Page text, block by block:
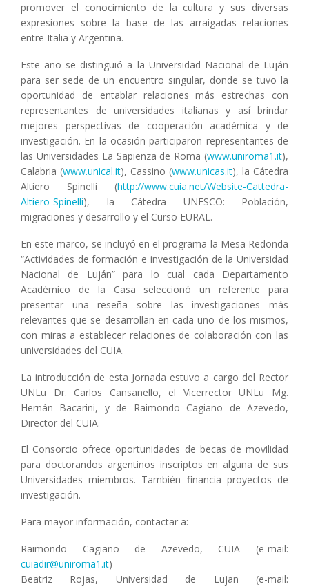
promover el conocimiento de la cultura y sus diversas
expresiones sobre la base de las arraigadas relaciones
entre Italia y Argentina.
Este año se distinguió a la Universidad Nacional de Luján
para ser sede de un encuentro singular, donde se tuvo la
oportunidad de entablar relaciones más estrechas con
representantes de universidades italianas y así brindar
mejores perspectivas de cooperación académica y de
investigación. En la ocasión participaron representantes de
las Universidades La Sapienza de Roma (www.uniroma1.it),
Calabria (www.unical.it), Cassino (www.unicas.it), la Cátedra
Altiero Spinelli (http://www.cuia.net/Website-Cattedra-
Altiero-Spinelli), la Cátedra UNESCO: Población,
migraciones y desarrollo y el Curso EURAL.
En este marco, se incluyó en el programa la Mesa Redonda
“Actividades de formación e investigación de la Universidad
Nacional de Luján” para lo cual cada Departamento
Académico de la Casa seleccionó un referente para
presentar una reseña sobre las investigaciones más
relevantes que se desarrollan en cada uno de los mismos,
con miras a establecer relaciones de colaboración con las
universidades del CUIA.
La introducción de esta Jornada estuvo a cargo del Rector
UNLu Dr. Carlos Cansanello, el Vicerrector UNLu Mg.
Hernán Bacarini, y de Raimondo Cagiano de Azevedo,
Director del CUIA.
El Consorcio ofrece oportunidades de becas de movilidad
para doctorandos argentinos inscriptos en alguna de sus
Universidades miembros. También financia proyectos de
investigación.
Para mayor información, contactar a:
Raimondo Cagiano de Azevedo, CUIA (e-mail:
cuiadir@uniroma1.it)
Beatriz Rojas, Universidad de Lujan (e-mail: